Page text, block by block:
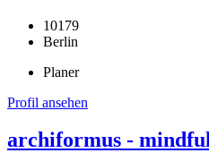
10179
Berlin
Planer
Profil ansehen
archiformus -